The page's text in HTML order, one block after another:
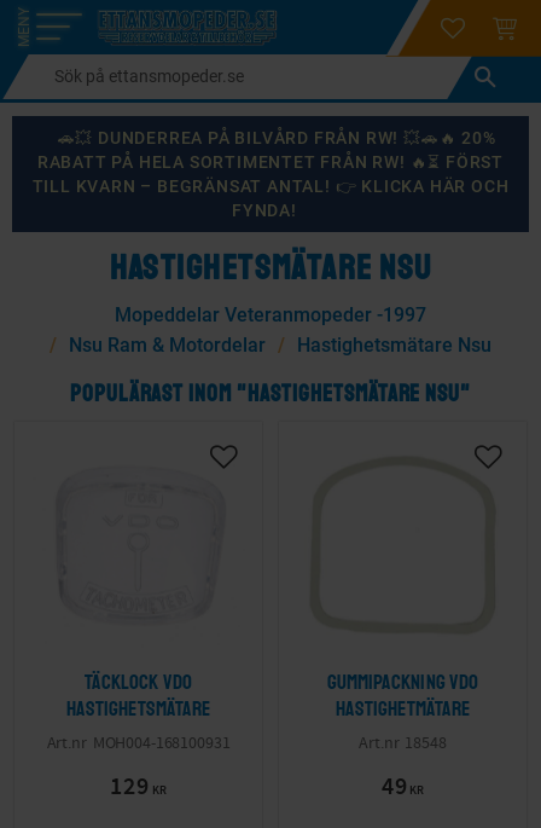
Meny
login
🚗💥 DUNDERREA PÅ BILVÅRD FRÅN RW! 💥🚗🔥 20%
RABATT PÅ HELA SORTIMENTET FRÅN RW! 🔥⏳ FÖRST
TILL KVARN – BEGRÄNSAT ANTAL! 👉 KLICKA HÄR OCH
FYNDA!
HASTIGHETSMÄTARE NSU
Mopeddelar Veteranmopeder -1997
Nsu Ram & Motordelar
Hastighetsmätare Nsu
POPULÄRAST INOM "HASTIGHETSMÄTARE NSU"
Täcklock Vdo
Hastighetsmätare
MOH004-168100931
129 KR
Gummipackning VDO
hastighetmätare
18548
49 KR